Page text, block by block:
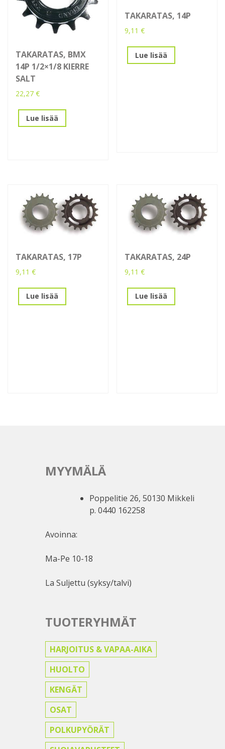
TAKARATAS, BMX
14P 1/2×1/8 KIERRE
SALT
22,27 €
Lue lisää
TAKARATAS, 14P
9,11€
Lue lisää
TAKARATAS, 17P
9,11 €
Lue lisää
TAKARATAS, 24P
9,11€
Lue lisää
MYYMÄLÄ
Poppelitie 26, 50130 Mikkeli
p. 0440 162258
Avoinna:
Ma-Pe 10-18
La Suljettu (syksy/talvi)
TUOTERYHMÄT
HARJOITUS & VAPAA-AIKA
HUOLTO
KENGÄT
OSAT
POLKUPYÖRÄT